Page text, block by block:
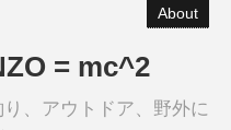
About
= mc^2
、アウトドア、野外に